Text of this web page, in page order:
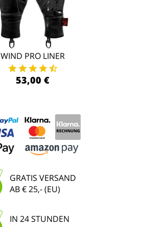
WIND PRO LINER
53,00 €
GRATIS VERSAND
AB € 25,- (EU)
IN 24 STUNDEN